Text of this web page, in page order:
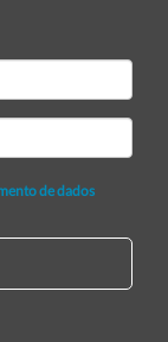
de dados